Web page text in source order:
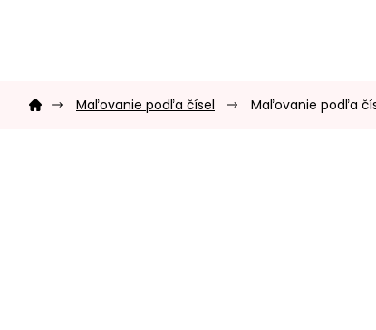
Domov Maľovanie podľa čísel Maľovanie podľa